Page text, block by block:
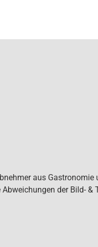
aus
der Bild-